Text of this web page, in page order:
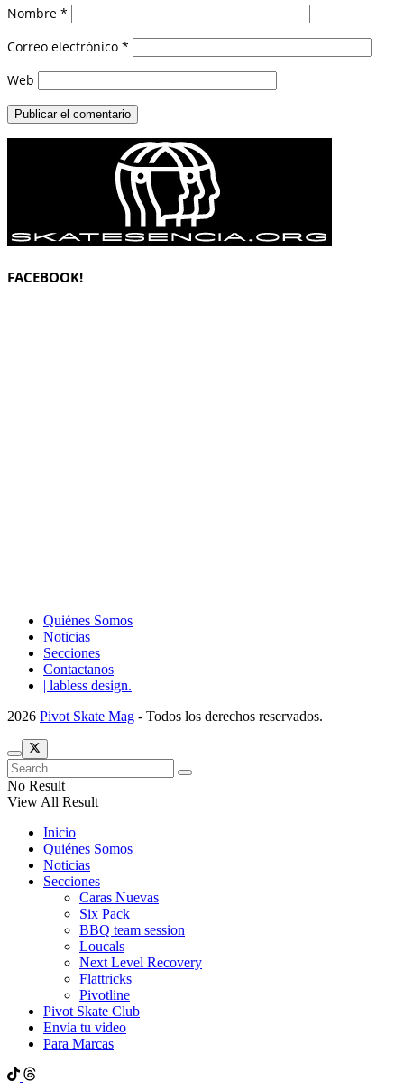
Nombre *
Correo electrónico *
Web
FACEBOOK!
Quiénes Somos
Noticias
Secciones
Contactanos
| labless design.
2026 Pivot Skate Mag - Todos los derechos reservados.
No Result
View All Result
Inicio
Quiénes Somos
Noticias
Secciones
Caras Nuevas
Six Pack
BBQ team session
Loucals
Next Level Recovery
Flattricks
Pivotline
Pivot Skate Club
Envía tu video
Para Marcas